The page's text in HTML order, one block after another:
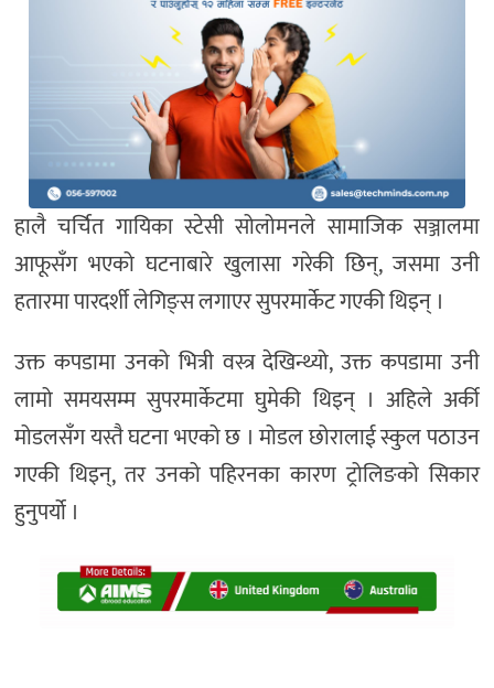
हालै चर्चित गायिका स्टेसी सोलोमनले सामाजिक सञ्जालमा
आफूसँग भएको घटनाबारे खुलासा गरेकी छिन्, जसमा उनी
हतारमा पारदर्शी लेगिङ्स लगाएर सुपरमार्केट गएकी थिइन् ।
उक्त कपडामा उनको भित्री वस्त्र देखिन्थ्यो, उक्त कपडामा उनी
लामो समयसम्म सुपरमार्केटमा घुमेकी थिइन् । अहिले अर्की
मोडलसँग यस्तै घटना भएको छ । मोडल छोरालाई स्कुल पठाउन
गएकी थिइन्, तर उनको पहिरनका कारण ट्रोलिङको सिकार
हुनुपर्यो ।